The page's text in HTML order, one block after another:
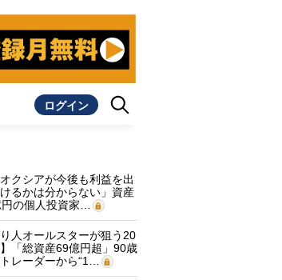
ログイン
オクシアが今後も利益を出
るかは分からない」資産
の個人投資家…
り人オールスターが狙う20
「総資産69億円超」90歳
レーダーから“1…